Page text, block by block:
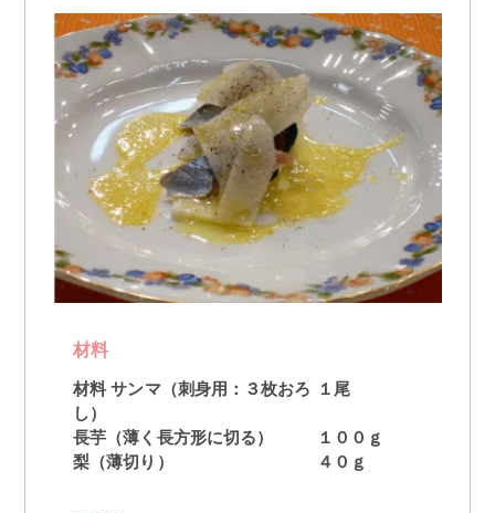
材料
材料 サンマ（刺身用：３枚おろ
し）
１尾
長芋（薄く長方形に切る）
１００ｇ
梨（薄切り）
４０ｇ